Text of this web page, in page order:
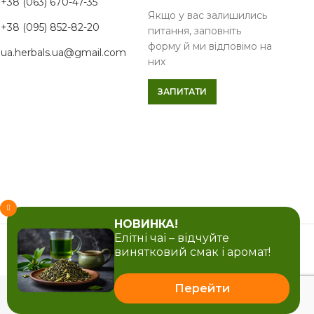
+38 (095) 852-82-20
ua.herbals.ua@gmail.com
Якщо у вас залишились
питання, заповніть
форму й ми відповімо на
них
ЗАПИТАТИ
НОВИНКА!
Елітні чаї – відчуйте
винятковий смак і аромат!
Перейти